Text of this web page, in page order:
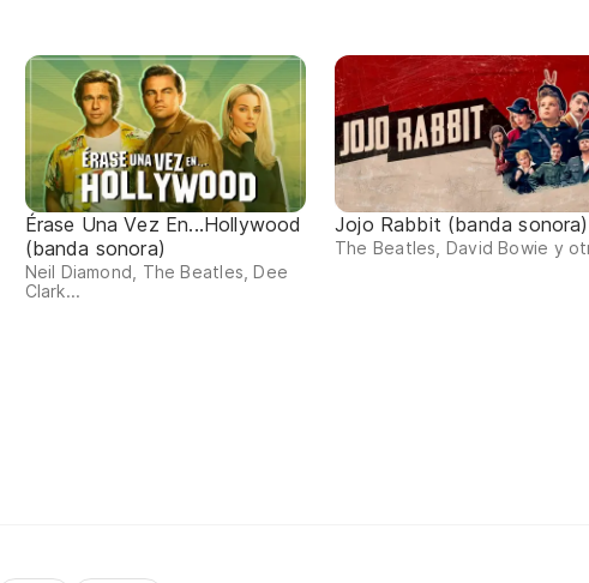
Érase Una Vez En...Hollywood
(banda sonora)
Neil Diamond, The Beatles, Dee
Clark...
Jojo Rabbit (banda sonora)
The Beatles, David Bowie y